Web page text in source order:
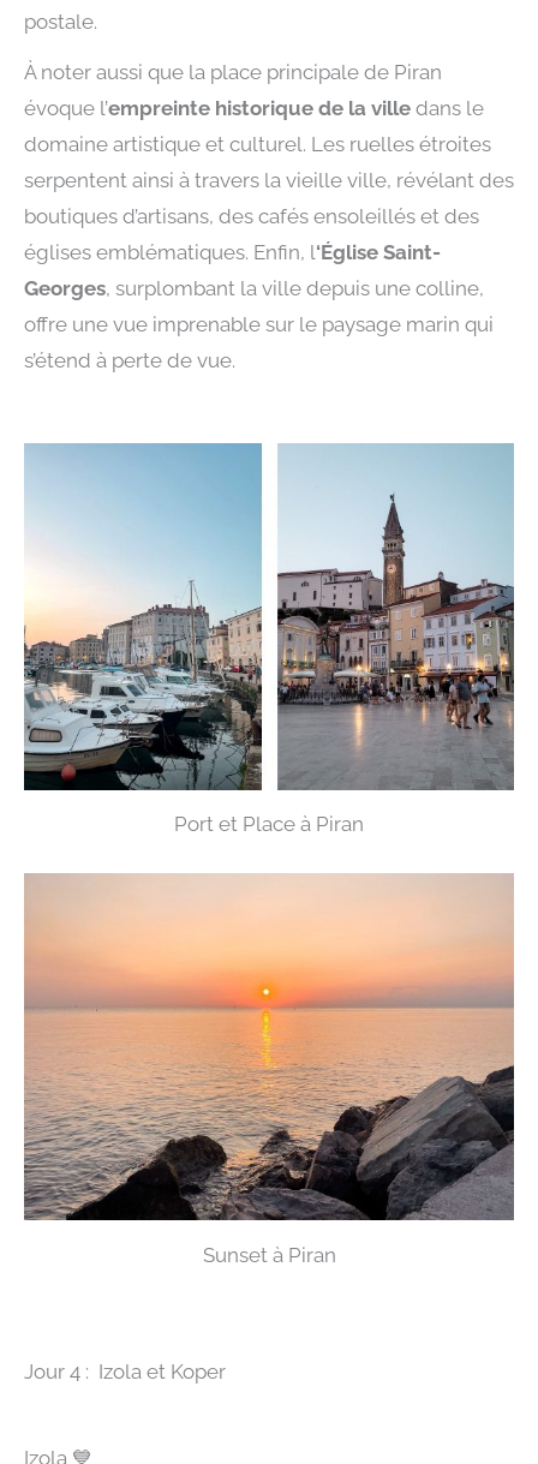
postale.
À noter aussi que la place principale de Piran
évoque l’empreinte historique de la ville dans le
domaine artistique et culturel. Les ruelles étroites
serpentent ainsi à travers la vieille ville, révélant des
boutiques d’artisans, des cafés ensoleillés et des
églises emblématiques. Enfin, l‘Église Saint-
Georges, surplombant la ville depuis une colline,
offre une vue imprenable sur le paysage marin qui
s’étend à perte de vue.
Port et Place à Piran
Sunset à Piran
Jour 4 : Izola et Koper
Izola 💙